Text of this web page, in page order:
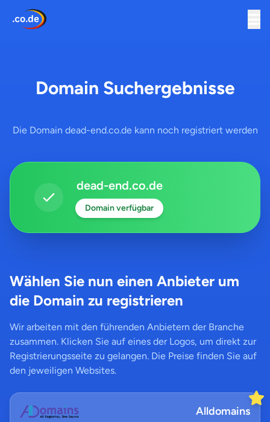
Domain Suchergebnisse
Die Domain dead-end.co.de kann noch registriert werden
dead-end.co.de
Domain verfügbar
Wählen Sie nun einen Anbieter um
die Domain zu registrieren
Wir arbeiten mit den führenden Anbietern der Branche
zusammen. Klicken Sie auf eines der Logos, um direkt zur
Registrierungsseite zu gelangen. Die Preise finden Sie auf
den jeweiligen Websites.
Alldomains